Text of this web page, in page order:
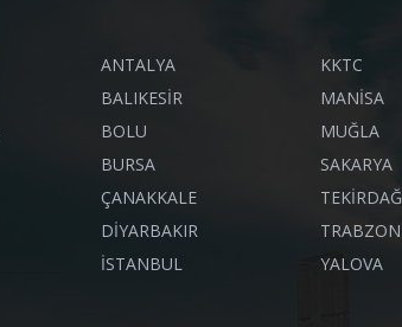
ANTALYA
BALIKESİR
BOLU
BURSA
ÇANAKKALE
DİYARBAKIR
İSTANBUL
KKTC
MANİSA
MUĞLA
SAKARYA
TEKİRDAĞ
TRABZON
YALOVA